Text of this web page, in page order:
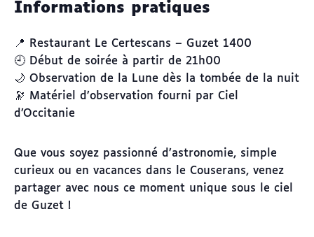
Informations pratiques
📍 Restaurant Le Certescans – Guzet 1400
🕘 Début de soirée à partir de 21h00
🌙 Observation de la Lune dès la tombée de la nuit
🔭 Matériel d’observation fourni par Ciel
d’Occitanie
Que vous soyez passionné d’astronomie, simple
curieux ou en vacances dans le Couserans, venez
partager avec nous ce moment unique sous le ciel
de Guzet !